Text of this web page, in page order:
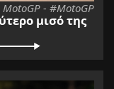
MotoGP - #MotoGP
μισό της